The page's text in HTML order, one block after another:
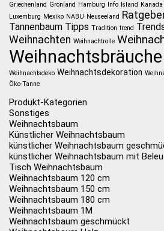
Griechenland Grönland Hamburg Info Island Kanada
Luxemburg Mexiko NABU Neuseeland
Tannenbaum Tipps Tradition trend
Weihnachten Weihnachtrolle
Weihnachtsbräuche
Weihnachtsdeko Weihnachtsdekoration
Öko-Tanne
Produkt-Kategorien
Sonstiges
Weihnachtsbaum
Künstlicher Weihnachtsbaum
künstlicher Weihnachtsbaum
künstlicher Weihnachtsbaum mit
Tisch Weihnachtsbaum
Weihnachtsbaum 120 cm
Weihnachtsbaum 150 cm
Weihnachtsbaum 180 cm
Weihnachtsbaum 1M
Weihnachtsbaum geschmückt